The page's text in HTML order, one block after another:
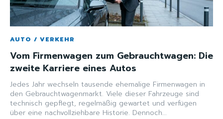
AUTO / VERKEHR
Vom Firmenwagen zum Gebrauchtwagen: Die
zweite Karriere eines Autos
Jedes Jahr wechseln tausende ehemalige Firmenwagen in
den Gebrauchtwagenmarkt. Viele dieser Fahrzeuge sind
technisch gepflegt, regelmäßig gewartet und verfügen
über eine nachvollziehbare Historie. Dennoch...